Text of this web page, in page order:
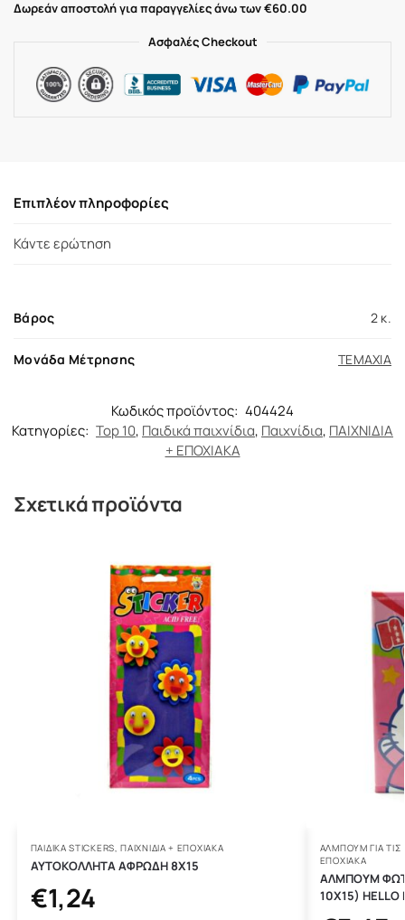
Δωρεάν αποστολή για παραγγελίες άνω των €60.00
Ασφαλές Checkout
Επιπλέον πληροφορίες
Κάντε ερώτηση
Βάρος 2 κ.
Μονάδα Μέτρησης ΤΕΜΑΧΙΑ
Κωδικός προϊόντος: 404424
Κατηγορίες: Top 10, Παιδικά παιχνίδια, Παιχνίδια, ΠΑΙΧΝΙΔΙΑ
+ ΕΠΟΧΙΑΚΑ
Σχετικά προϊόντα
ΠΑΙΔΙΚΑ STICKERS,ΠΑΙΧΝΙΔΙΑ + ΕΠΟΧΙΑΚΑ
ΑΥΤΟΚΟΛΛΗΤΑ ΑΦΡΩΔΗ 8Χ15
€1,24
ΑΛΜΠΟΥΜ ΓΙΑ
ΕΠΟΧΙΑΚΑ
ΑΛΜΠΟΥΜ
10Χ15) HELLO